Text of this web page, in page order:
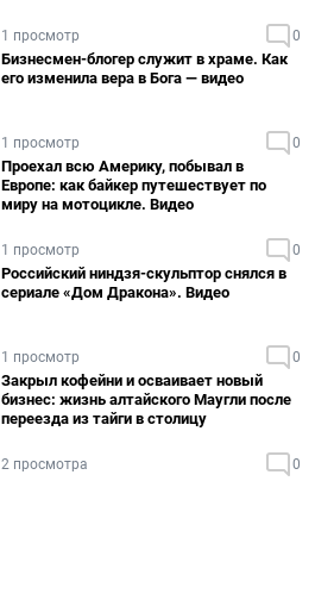
1 просмотр 0
Бизнесмен-блогер служит в храме. Как
его изменила вера в Бога — видео
1 просмотр 0
Проехал всю Америку, побывал в
Европе: как байкер путешествует по
миру на мотоцикле. Видео
1 просмотр 0
Российский ниндзя-скульптор снялся в
сериале «Дом Дракона». Видео
1 просмотр 0
Закрыл кофейни и осваивает новый
бизнес: жизнь алтайского Маугли после
переезда из тайги в столицу
2 просмотра 0